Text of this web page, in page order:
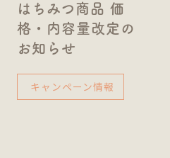
はちみつ商品 価
格・内容量改定の
お知らせ
キャンペーン情報